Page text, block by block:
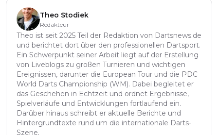
Theo Stodiek
Redakteur
Theo ist seit 2025 Teil der Redaktion von Dartsnews.de
und berichtet dort über den professionellen Dartsport.
Ein Schwerpunkt seiner Arbeit liegt auf der Erstellung
von Liveblogs zu großen Turnieren und wichtigen
Ereignissen, darunter die European Tour und die PDC
World Darts Championship (WM). Dabei begleitet er
das Geschehen in Echtzeit und ordnet Ergebnisse,
Spielverläufe und Entwicklungen fortlaufend ein.
Darüber hinaus schreibt er aktuelle Berichte und
Hintergrundtexte rund um die internationale Darts-
Szene.